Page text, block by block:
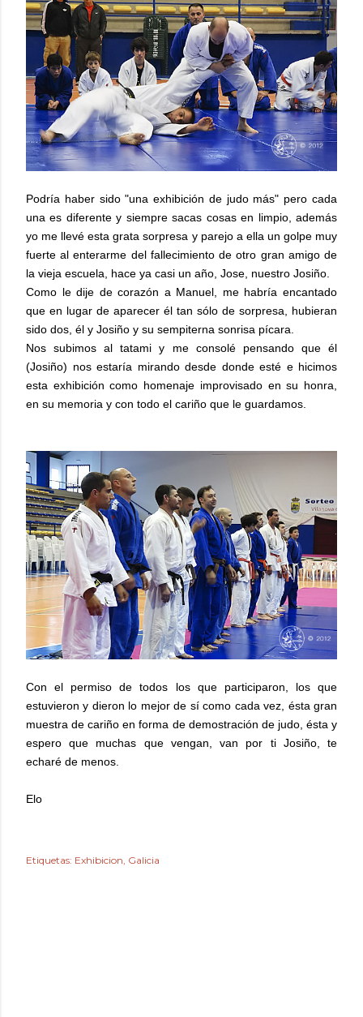
Podría haber sido "una exhibición de judo más" pero cada
una es diferente y siempre sacas cosas en limpio, además
yo me llevé esta grata sorpresa y parejo a ella un golpe muy
fuerte al enterarme del fallecimiento de otro gran amigo de
la vieja escuela, hace ya casi un año, Jose, nuestro Josiño.
Como le dije de corazón a Manuel, me habría encantado
que en lugar de aparecer él tan sólo de sorpresa, hubieran
sido dos, él y Josiño y su sempiterna sonrisa pícara.
Nos subimos al tatami y me consolé pensando que él
(Josiño) nos estaría mirando desde donde esté e hicimos
esta exhibición como homenaje improvisado en su honra,
en su memoria y con todo el cariño que le guardamos.
Con el permiso de todos los que participaron, los que
estuvieron y dieron lo mejor de sí como cada vez, ésta gran
muestra de cariño en forma de demostración de judo, ésta y
espero que muchas que vengan, van por ti Josiño, te
echaré de menos.
Elo
Etiquetas: Exhibicion Galicia